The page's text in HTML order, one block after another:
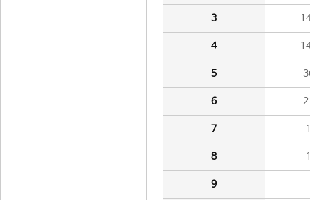
3
4
5
6
7
8
9